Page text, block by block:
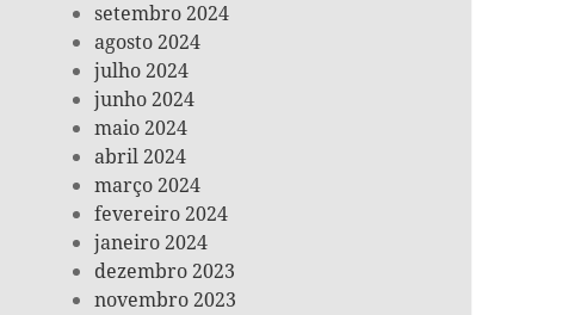
setembro 2024
agosto 2024
julho 2024
junho 2024
maio 2024
abril 2024
março 2024
fevereiro 2024
janeiro 2024
dezembro 2023
novembro 2023